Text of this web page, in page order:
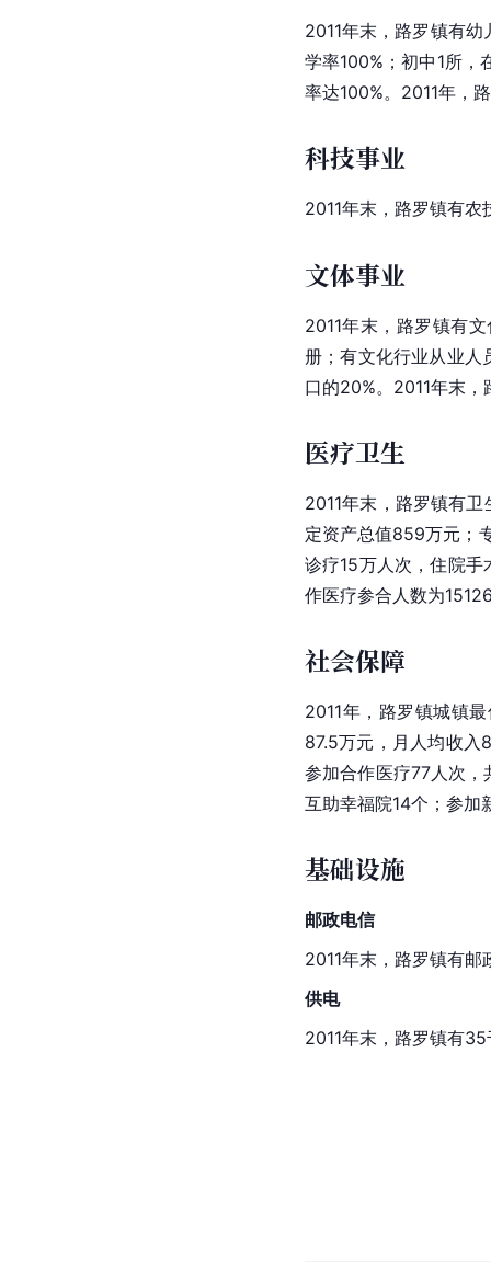
2011年末，路罗镇有
学率100%；初中1所
率达100%。2011年，
科技事业
2011年末，路罗镇有
文体事业
2011年末，路罗镇有
册；有文化行业从业
口的20%。2011年末
医疗卫生
2011年末，路罗镇有卫
定资产总值859万元；
诊疗15万人次，住院
作医疗参合人数为
社会保障
2011年，路罗镇城镇
87.5万元，月人均收
参加合作医疗77人次，
互助幸福院14个；参加
基础设施
邮政电信
2011年末，路罗镇有
供电
2011年末，路罗镇有35